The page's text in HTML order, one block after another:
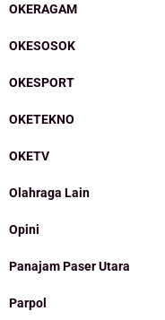
OKERAGAM
OKESOSOK
OKESPORT
OKETEKNO
OKETV
Olahraga Lain
Opini
Panajam Paser Utara
Parpol